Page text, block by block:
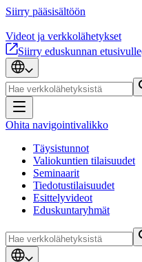
Siirry pääsisältöön
Videot ja verkkolähetykset
Siirry eduskunnan etusivulle
Ohita navigointivalikko
Täysistunnot
Valiokuntien tilaisuudet
Seminaarit
Tiedotustilaisuudet
Esittelyvideot
Eduskuntaryhmät